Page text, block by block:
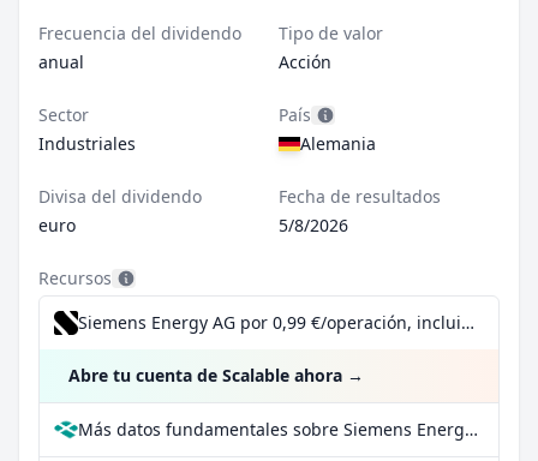
Frecuencia del dividendo
anual
Tipo de valor
Acción
Sector
Industriales
País
Alemania
Divisa del dividendo
euro
Fecha de resultados
5/8/2026
Recursos
Siemens Energy AG por 0,99 €/operación, incluido el Dividend Reinvestment Plan
Abre tu cuenta de Scalable ahora →
Más datos fundamentales sobre Siemens Energy AG en Parqet